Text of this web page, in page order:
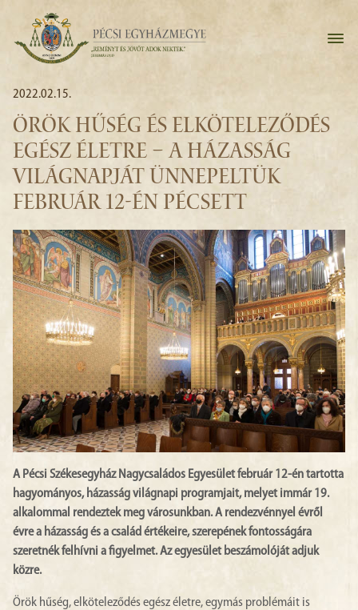
2022.02.15.
ÖRÖK HŰSÉG ÉS ELKÖTELEZŐDÉS
EGÉSZ ÉLETRE – A HÁZASSÁG
VILÁGNAPJÁT ÜNNEPELTÜK
FEBRUÁR 12-ÉN PÉCSETT
A Pécsi Székesegyház Nagycsaládos Egyesület február 12-én tartotta
hagyományos, házasság világnapi programjait, melyet immár 19.
alkalommal rendeztek meg városunkban. A rendezvénnyel évről
évre a házasság és a család értékeire, szerepének fontosságára
szeretnék felhívni a figyelmet. Az egyesület beszámolóját adjuk
közre.
Örök hűség, elköteleződés egész életre, egymás problémáit is